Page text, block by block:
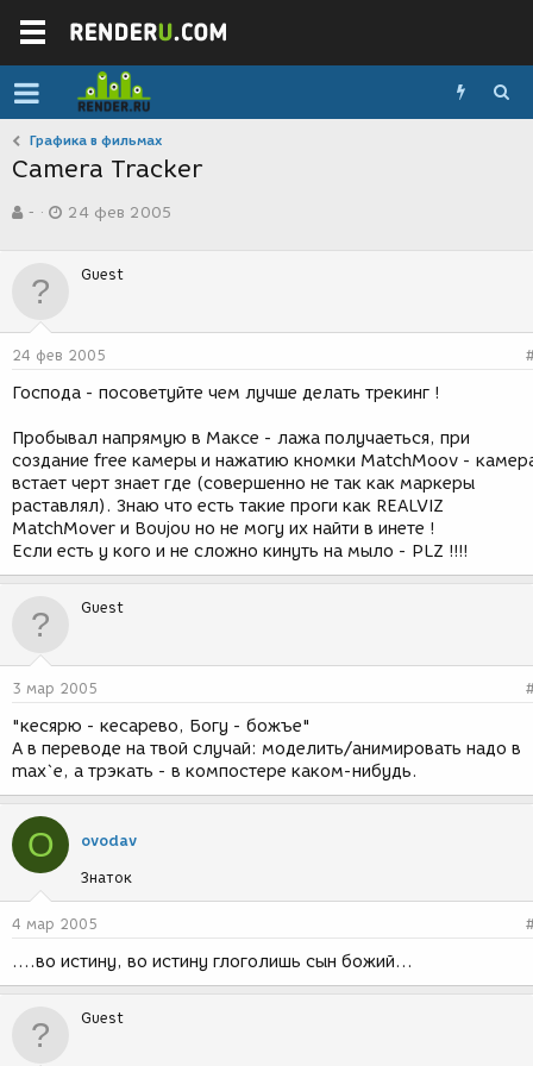
Графика в фильмах
Camera Tracker
в
р
м
-
а
д
н
я
24 фев 2005
Guest
24 фев 2005
Господа - посоветуйте чем лучше делать трекинг !
Пробывал напрямую в Максе - лажа получаеться, при
создание free камеры и нажатию кномки MatchMoov -
встает черт знает где (совершенно не так как маркеры
раставлял). Знаю что есть такие проги как REALVIZ
MatchMover и Boujou но не могу их найти в инете !
Если есть у кого и не сложно кинуть на мыло - PLZ !!!!
Guest
3 мар 2005
"кесярю - кесарево, Богу - божъе"
А в переводе на твой случай: моделить/анимировать надо в
max`е, а трэкать - в компостере каком-нибудь.
O ovodav
Знаток
4 мар 2005
....во истину, во истину глоголишь сын божий...
Guest